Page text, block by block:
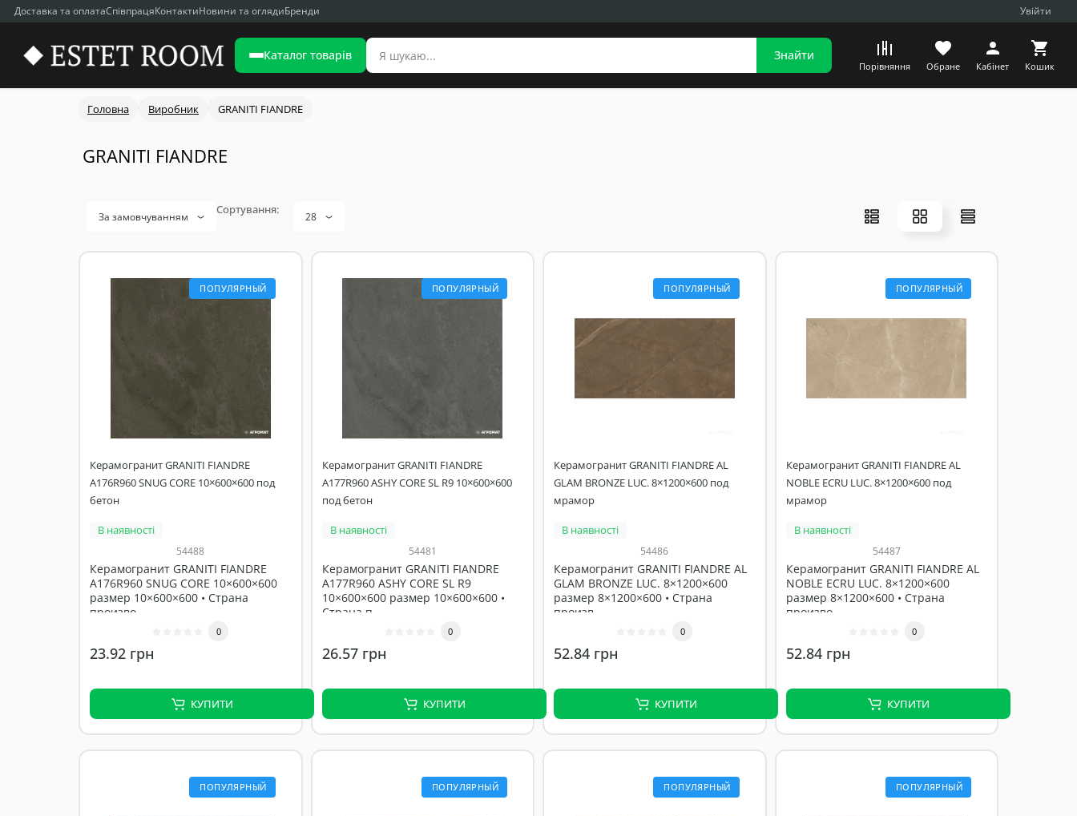
Доставка та оплатаСпівпрацяКонтактиНовини та оглядиБренди Увійти
Каталог товарів Знайти
Порівняння Обране Кабінет Кошик
Головна Виробник GRANITI FIANDRE
GRANITI FIANDRE
За замовчуванням 28
ПОПУЛЯРНЫЙ
Керамогранит GRANITI FIANDRE
A176R960 SNUG CORE 10×600×600 под
бетон
В наявності
54488
Керамогранит GRANITI FIANDRE
A176R960 SNUG CORE 10×600×600
размер 10×600×600 • Страна
произво..
0
23.92 грн
КУПИТИ
ПОПУЛЯРНЫЙ
Керамогранит GRANITI FIANDRE
A177R960 ASHY CORE SL R9 10×600×600
под бетон
В наявності
54481
Керамогранит GRANITI FIANDRE
A177R960 ASHY CORE SL R9
10×600×600 размер 10×600×600 •
Страна п..
0
26.57 грн
КУПИТИ
ПОПУЛЯРНЫЙ
Керамогранит GRANITI FIANDRE AL
GLAM BRONZE LUC. 8×1200×600 под
мрамор
В наявності
54486
Керамогранит GRANITI FIANDRE AL
GLAM BRONZE LUC. 8×1200×600
размер 8×1200×600 • Страна
произв..
0
52.84 грн
КУПИТИ
ПОПУЛЯРНЫЙ
Керамогранит GRANITI FIANDRE AL
NOBLE ECRU LUC. 8×1200×600 под
мрамор
В наявності
54487
Керамогранит GRANITI FIANDRE AL
NOBLE ECRU LUC. 8×1200×600
размер 8×1200×600 • Страна
произво..
0
52.84 грн
КУПИТИ
ПОПУЛЯРНЫЙ ПОПУЛЯРНЫЙ ПОПУЛЯРНЫЙ ПОПУЛЯРНЫЙ